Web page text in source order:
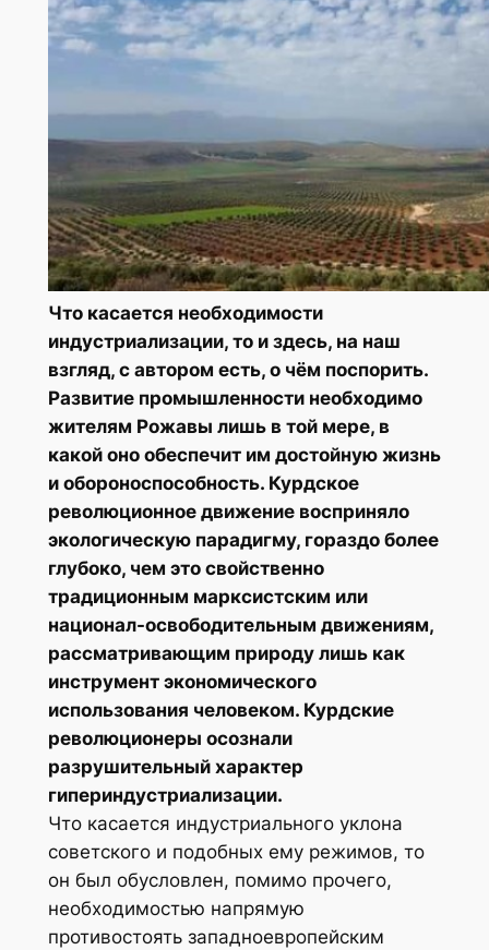
Что касается необходимости
индустриализации, то и здесь, на наш
взгляд, с автором есть, о чём поспорить.
Развитие промышленности необходимо
жителям Рожавы лишь в той мере, в
какой оно обеспечит им достойную жизнь
и обороноспособность. Курдское
революционное движение восприняло
экологическую парадигму, гораздо более
глубоко, чем это свойственно
традиционным марксистским или
национал-освободительным движениям,
рассматривающим природу лишь как
инструмент экономического
использования человеком. Курдские
революционеры осознали
разрушительный характер
гипериндустриализации.
Что касается индустриального уклона
советского и подобных ему режимов, то
он был обусловлен, помимо прочего,
необходимостью напрямую
противостоять западноевропейским